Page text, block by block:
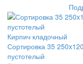
Кирпич кладочный
Сортировка 35
пустотелый